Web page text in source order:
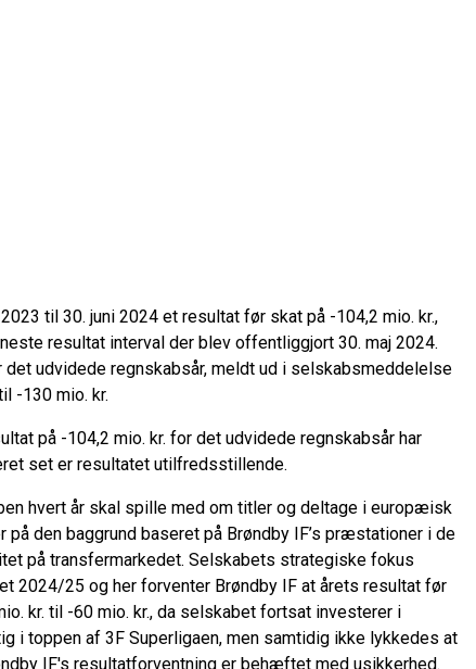
til 30. juni 2024 et resultat før skat på -104,2 mio. kr.,
resultat interval der blev offentliggjort 30. maj 2024.
udvidede regnskabsår, meldt ud i selskabsmeddelelse
-130 mio. kr.
på -104,2 mio. kr. for det udvidede regnskabsår har
set er resultatet utilfredsstillende.
hvert år skal spille med om titler og deltage i europæisk
den baggrund baseret på Brøndby IF’s præstationer i de
på transfermarkedet. Selskabets strategiske fokus
2024/25 og her forventer Brøndby IF at årets resultat før
kr. til -60 mio. kr., da selskabet fortsat investerer i
i toppen af 3F Superligaen, men samtidig ikke lykkedes at
IF's resultatforventning er behæftet med usikkerhed.